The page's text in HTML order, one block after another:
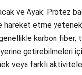
ve Ayak: Protez
hareket etme
karbon fiber,
getirebilmeleri
veya farklı